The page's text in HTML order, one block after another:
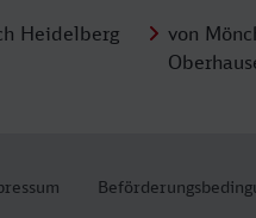
Heidelberg
von